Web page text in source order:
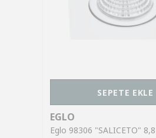
SEPETE EKLE
EGLO